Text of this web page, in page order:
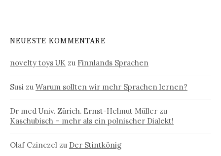
NEUESTE KOMMENTARE
novelty toys UK zu Finnlands Sprachen
Susi zu Warum sollten wir mehr Sprachen lernen?
Dr med Univ. Zürich. Ernst-Helmut Müller zu
Kaschubisch – mehr als ein polnischer Dialekt!
Olaf Czinczel zu Der Stintkönig